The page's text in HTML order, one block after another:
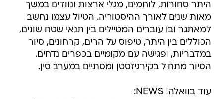
היתר סחורות, לוחמים, מגלי ארצות ונוודים במשך
מאות שנים לאורך ההיסטוריה. הטיול עצמו נחשב
למאתגר ובו עוברים המטיילים בין תנאי שטח שונים,
הכוללים בין היתר, טיפוס על הרים, קרחונים, סיור
במדבריות, ופגישה עם מקומיים בכפרים נדחים.
הסיור מתחיל בקירגיזסטן ומסתיים במערב סין.
עוד בוואלה! NEWS: